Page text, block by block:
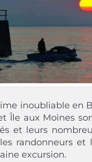
inoubliable en
Île aux Moines
et leurs
randonneurs
excursion.